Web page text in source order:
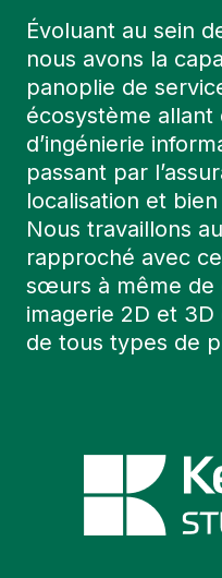
Évoluant au sein
nous avons la
panoplie de
écosystème allant
d’ingénierie
passant par
localisation et
Nous travaillons
rapproché avec
sœurs à même de
imagerie 2D et
de tous types de